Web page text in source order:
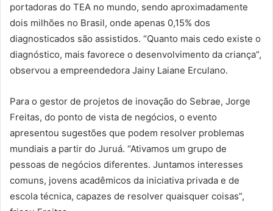
portadoras do TEA no mundo, sendo aproximadamente
dois milhões no Brasil, onde apenas 0,15% dos
diagnosticados são assistidos. “Quanto mais cedo existe o
diagnóstico, mais favorece o desenvolvimento da criança”,
observou a empreendedora Jainy Laiane Erculano.
Para o gestor de projetos de inovação do Sebrae, Jorge
Freitas, do ponto de vista de negócios, o evento
apresentou sugestões que podem resolver problemas
mundiais a partir do Juruá. “Ativamos um grupo de
pessoas de negócios diferentes. Juntamos interesses
comuns, jovens acadêmicos da iniciativa privada e de
escola técnica, capazes de resolver quaisquer coisas”,